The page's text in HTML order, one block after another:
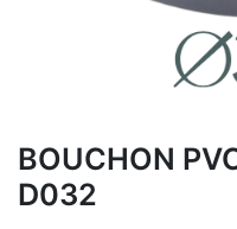
BOUCHON
D032